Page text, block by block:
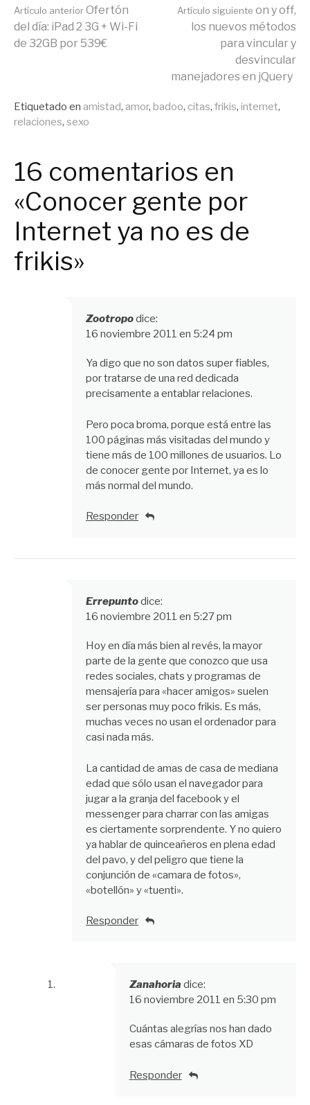
Seguir
Artículo anteriorOfertón
del día: iPad 2 3G + Wi-Fi
de 32GB por 539€
Artículo siguiente on y off,
los nuevos métodos
para vincular y
desvincular
manejadores en jQuery
Publicado
en
Etiquetado en amistad, amor, badoo, citas, frikis, internet,
relaciones, sexo
16 comentarios en
«Conocer gente por
Internet ya no es de
frikis»
Zootropodice:
16 noviembre 2011 en 5:24 pm
Ya digo que no son datos super fiables,
por tratarse de una red dedicada
precisamente a entablar relaciones.
Pero poca broma, porque está entre las
100 páginas más visitadas del mundo y
tiene más de 100 millones de usuarios. Lo
de conocer gente por Internet, ya es lo
más normal del mundo.
Responder
Errepuntodice:
16 noviembre 2011 en 5:27 pm
Hoy en día más bien al revés, la mayor
parte de la gente que conozco que usa
redes sociales, chats y programas de
mensajería para «hacer amigos» suelen
ser personas muy poco frikis. Es más,
muchas veces no usan el ordenador para
casi nada más.
La cantidad de amas de casa de mediana
edad que sólo usan el navegador para
jugar a la granja del facebook y el
messenger para charrar con las amigas
es ciertamente sorprendente. Y no quiero
ya hablar de quinceañeros en plena edad
del pavo, y del peligro que tiene la
conjunción de «camara de fotos»,
«botellón» y «tuenti».
Responder
Zanahoria dice:
16 noviembre 2011 en 5:30 pm
Cuántas alegrías nos han dado
esas cámaras de fotos XD
Responder